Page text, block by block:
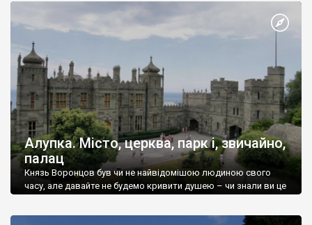
Алупка. Місто, церква, парк і, звичайно,
палац
Князь Воронцов був чи не найвідомішою людиною свого
часу, але давайте не будемо кривити душею – чи знали ви це